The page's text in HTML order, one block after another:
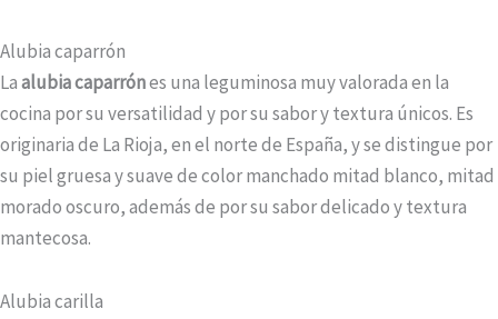
Alubia caparrón
Laalubia caparrónes una leguminosa muy valorada en la
cocina por su versatilidad y por su sabor y textura únicos. Es
originaria de La Rioja, en el norte de España, y se distingue por
su piel gruesa y suave de color manchado mitad blanco, mitad
morado oscuro, además de por su sabor delicado y textura
mantecosa.
Alubia carilla